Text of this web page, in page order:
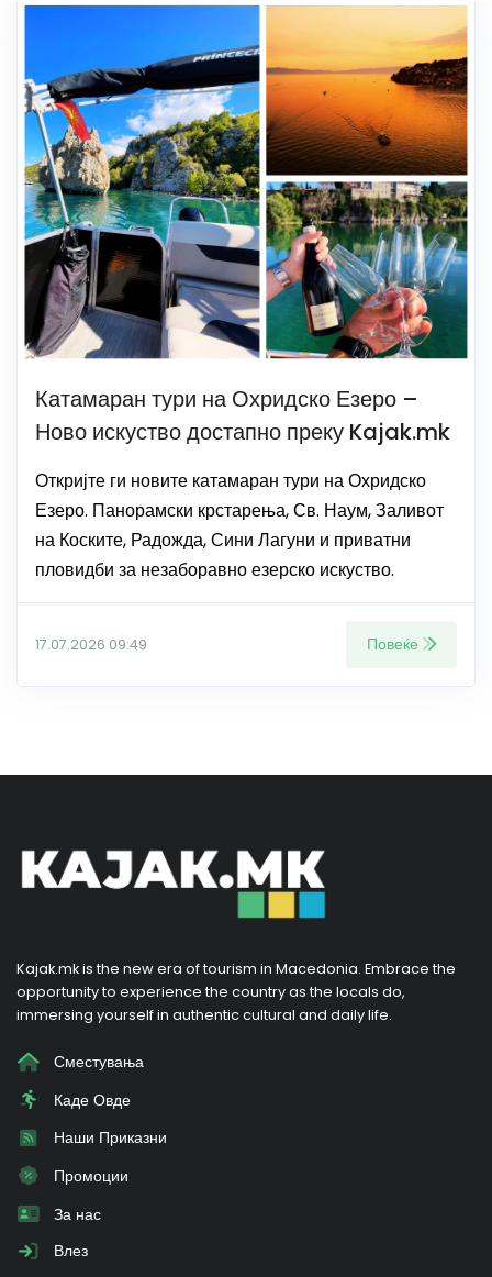
Катамаран тури на Охридско Езеро –
Ново искуство достапно преку Kajak.mk
Откријте ги новите катамаран тури на Охридско
Езеро. Панорамски крстарења, Св. Наум, Заливот
на Коските, Радожда, Сини Лагуни и приватни
пловидби за незаборавно езерско искуство.
17.07.2026 09:49 Повеќе
Kajak.mk is the new era of tourism in Macedonia. Embrace the
opportunity to experience the country as the locals do,
immersing yourself in authentic cultural and daily life.
Сместувања
Каде Овде
Наши Приказни
Промоции
За нас
Влез